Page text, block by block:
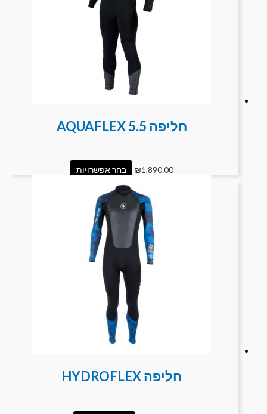
חליפה 5.5 AQUAFLEX
₪1,890.00 בחר אפשרויות
חליפה HYDROFLEX